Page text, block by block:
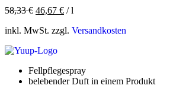
58,33€ 46,67 € /l
inkl. MwSt. zzgl. Versandkosten
Fellpflegespray
belebender Duft in einem Produkt